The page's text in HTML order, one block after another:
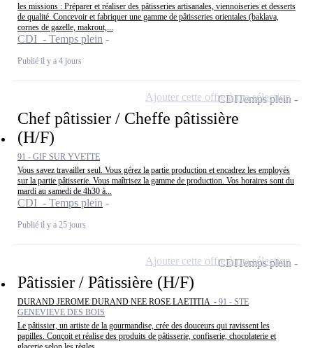
les missions : Préparer et réaliser des pâtisseries artisanales, viennoiseries et desserts
de qualité. Concevoir et fabriquer une gamme de pâtisseries orientales (baklava,
cornes de gazelle, makrout,...
CDI - Temps plein
Publié il y a 4 jours
Chef pâtissier / Cheffe pâtissière
(H/F)
91 - GIF SUR YVETTE
Vous savez travailler seul. Vous gérez la partie production et encadrez les employés
sur la partie pâtisserie. Vous maîtrisez la gamme de production. Vos horaires sont du
mardi au samedi de 4h30 à...
CDI - Temps plein
Publié il y a 25 jours
CDITemps plein
Ajouter cette offre à ma sélection
Pâtissier / Pâtissière (H/F)
DURAND JEROME DURAND NEE ROSE LAETITIA - 91 - STE
GENEVIEVE DES BOIS
Le pâtissier, un artiste de la gourmandise, crée des douceurs qui ravissent les
papilles. Conçoit et réalise des produits de pâtisserie, confiserie, chocolaterie et
CDITemps plein
Ajouter cette offre à ma sélection